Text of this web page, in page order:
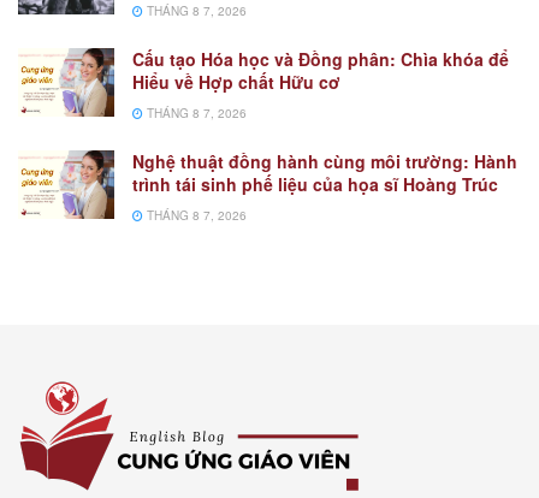
THÁNG 8 7, 2026
Cấu tạo Hóa học và Đồng phân: Chìa khóa để
Hiểu về Hợp chất Hữu cơ
THÁNG 8 7, 2026
Nghệ thuật đồng hành cùng môi trường: Hành
trình tái sinh phế liệu của họa sĩ Hoàng Trúc
THÁNG 8 7, 2026